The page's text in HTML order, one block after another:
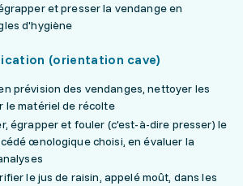
et presser la vendange en
d'hygiène
(orientation cave)
prévision des vendanges, nettoyer les
le matériel de récolte
égrapper et fouler (c'est-à-dire presser) le
œnologique choisi, en évaluer la
le jus de raisin, appelé moût, dans les